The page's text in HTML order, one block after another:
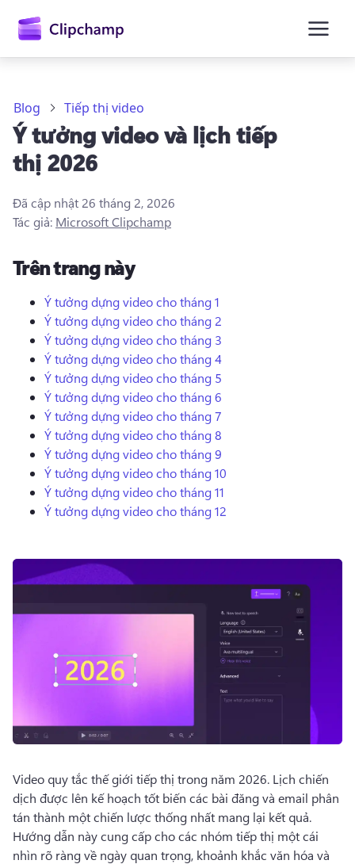
dung
chính
Đăng nhập
Dùng thử miễn phí
Blog Tiếp thị video
Ý tưởng video và lịch tiếp
thị 2026
Đã cập nhật 26 tháng 2, 2026
Tác giả: Microsoft Clipchamp
Trên trang này
Ý tưởng dựng video cho tháng 1
Ý tưởng dựng video cho tháng 2
Ý tưởng dựng video cho tháng 3
Ý tưởng dựng video cho tháng 4
Ý tưởng dựng video cho tháng 5
Ý tưởng dựng video cho tháng 6
Ý tưởng dựng video cho tháng 7
Ý tưởng dựng video cho tháng 8
Ý tưởng dựng video cho tháng 9
Ý tưởng dựng video cho tháng 10
Ý tưởng dựng video cho tháng 11
Ý tưởng dựng video cho tháng 12
Video quy tắc thế giới tiếp thị trong năm 2026. Lịch chiến
dịch được lên kế hoạch tốt biến các bài đăng và email phân
Hướng dẫn này cung cấp cho các nhóm tiếp thị một cái
nhìn rõ ràng về ngày quan trọng, khoảnh khắc văn hóa và